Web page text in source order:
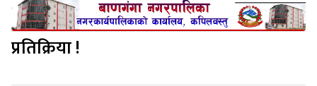
प्रतिक्रिया !